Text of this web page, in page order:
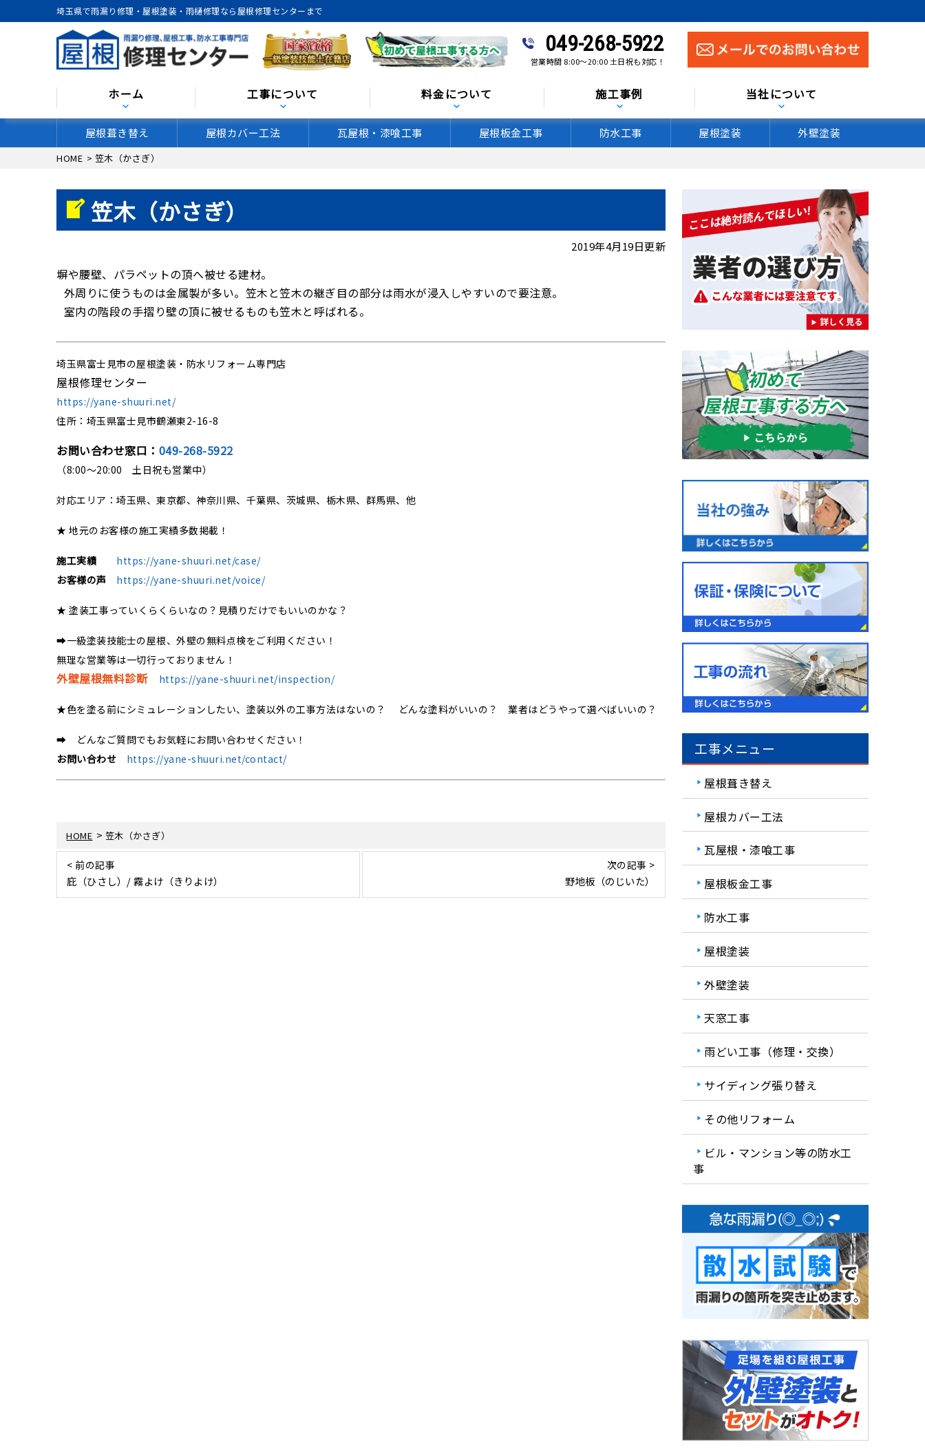
埼玉県で雨漏り修理・屋根塗装・雨樋修理なら屋根修理センターまで
049-268-5922
営業時間 8:00〜20:00 土日祝も対応！
ホーム 工事について 料金について 施工事例 当社について
屋根葺き替え 屋根カバー工法 瓦屋根・漆喰工事 屋根板金工事 防水工事 屋根塗装 外壁塗装
HOME > 笠木（かさぎ）
笠木（かさぎ）
2019年4月19日更新
塀や腰壁、パラペットの頂へ被せる建材。
外周りに使うものは金属製が多い。笠木と笠木の継ぎ目の部分は雨水が浸入しやすいので要注意。
室内の階段の手摺り壁の頂に被せるものも笠木と呼ばれる。
埼玉県富士見市の屋根塗装・防水リフォーム専門店
屋根修理センター
https://yane-shuuri.net/
住所：埼玉県富士見市鶴瀬東2-16-8
お問い合わせ窓口： 049-268-5922
（8:00〜20:00 土日祝も営業中）
対応エリア：埼玉県、東京都、神奈川県、千葉県、茨城県、栃木県、群馬県、他
★ 地元のお客様の施工実績多数掲載！
施工実績
https://yane-shuuri.net/case/
お客様の声
https://yane-shuuri.net/voice/
★ 塗装工事っていくらくらいなの？見積りだけでもいいのかな？
➡一級塗装技能士の屋根、外壁の無料点検をご利用ください！
無理な営業等は一切行っておりません！
外壁屋根無料診断 https://yane-shuuri.net/inspection/
★色を塗る前にシミュレーションしたい、塗装以外の工事方法はないの？ どんな塗料がいいの？ 業者はどうやって選べばいいの？
➡ どんなご質問でもお気軽にお問い合わせください！
お問い合わせ
https://yane-shuuri.net/contact/
HOME > 笠木（かさぎ）
< 前の記事
庇（ひさし）/ 霧よけ（きりよけ）
次の記事 >
野地板（のじいた）
工事メニュー
屋根葺き替え
屋根カバー工法
瓦屋根・漆喰工事
屋根板金工事
防水工事
屋根塗装
外壁塗装
天窓工事
雨どい工事（修理・交換）
サイディング張り替え
その他リフォーム
ビル・マンション等の防水工
事